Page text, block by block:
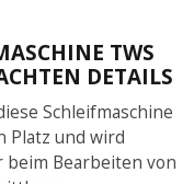
TWS
DETAILS
Schleifmaschine
Platz und wird
Bearbeiten von